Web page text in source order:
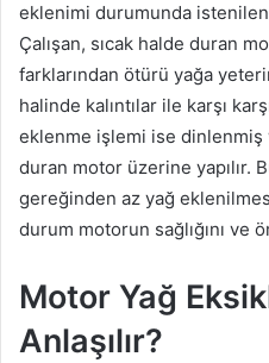
eklenimi durumunda
Çalışan, sıcak halde duran
farklarından ötürü yağa
halinde kalıntılar ile karşı
eklenme işlemi ise dinlenmiş
duran motor üzerine yapılır.
gereğinden az yağ
durum motorun sağlığını ve
Motor Yağ
Anlaşılır?